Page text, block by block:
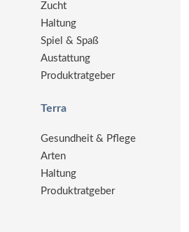
Zucht
Haltung
Spiel & Spaß
Austattung
Produktratgeber
Terra
Gesundheit & Pflege
Arten
Haltung
Produktratgeber